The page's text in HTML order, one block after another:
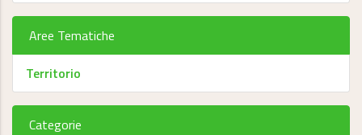
Aree Tematiche
Territorio
Categorie